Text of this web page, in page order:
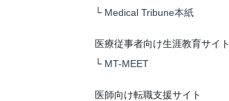
└ Medical Tribune本紙
医療従事者向け生涯教育サイト
└ MT-MEET
医師向け転職支援サイト